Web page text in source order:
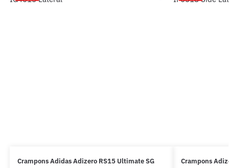
Crampons Adidas Adizero RS15 Ultimate SG Crampons